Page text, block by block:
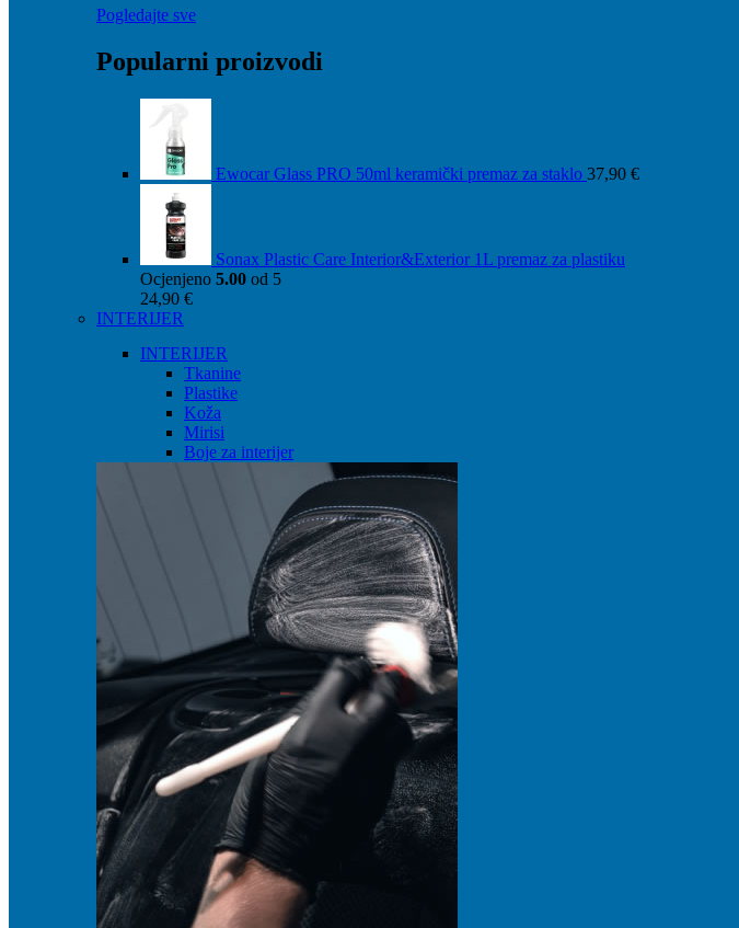
Pogledajte sve
Popularni proizvodi
Ewocar Glass PRO 50ml keramički premaz za staklo 37,90 €
Sonax Plastic Care Interior&Exterior 1L premaz za plastiku
Ocjenjeno 5.00 od 5
24,90 €
INTERIJER
INTERIJER
Tkanine
Plastike
Koža
Mirisi
Boje za interijer